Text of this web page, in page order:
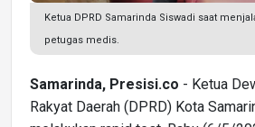
Ketua DPRD Samarinda Siswadi saat
petugas medis.
Samarinda, Presisi.co - Ketua
Rakyat Daerah (DPRD) Kota